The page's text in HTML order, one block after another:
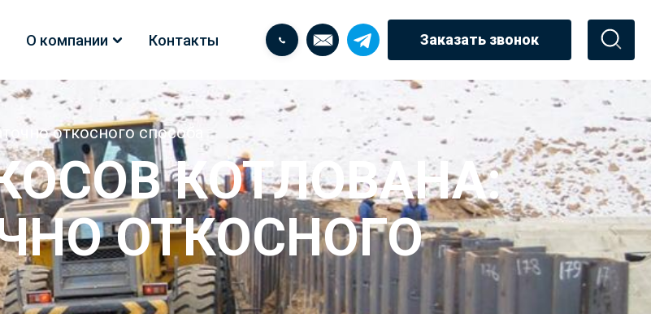
О компании Контакты Заказать звонок
откосного способа
КОТЛОВАНА:
ОТКОСНОГО